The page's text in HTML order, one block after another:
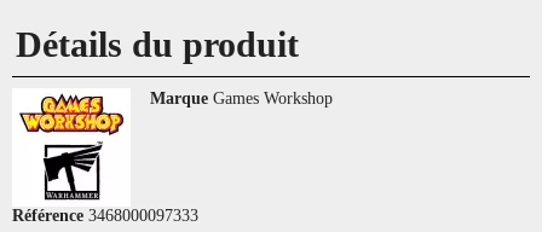
Détails du produit
Marque Games Workshop
Référence 3468000097333